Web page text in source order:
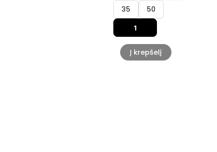
35
50
Į krepšelį